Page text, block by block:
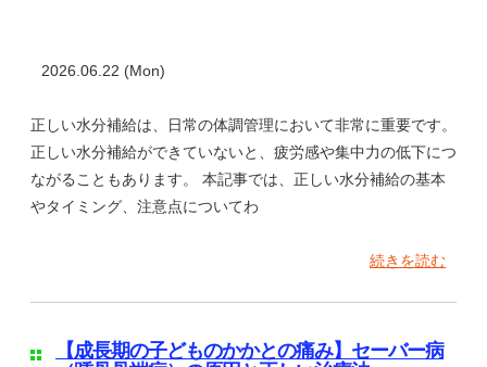
2026.06.22 (Mon)
正しい水分補給は、日常の体調管理において非常に重要です。
正しい水分補給ができていないと、疲労感や集中力の低下につ
ながることもあります。 本記事では、正しい水分補給の基本
やタイミング、注意点についてわ
続きを読む
【成長期の子どものかかとの痛み】セーバー病